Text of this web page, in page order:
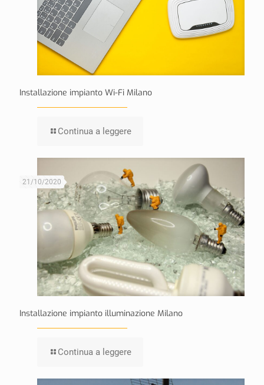
Installazione impianto Wi-Fi Milano
Continua a leggere
21/10/2020
Installazione impianto illuminazione Milano
Continua a leggere